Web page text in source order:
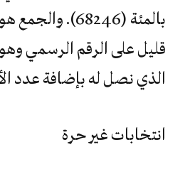
الذي نصل له بإضافة عدد
انتخابات غير حرة